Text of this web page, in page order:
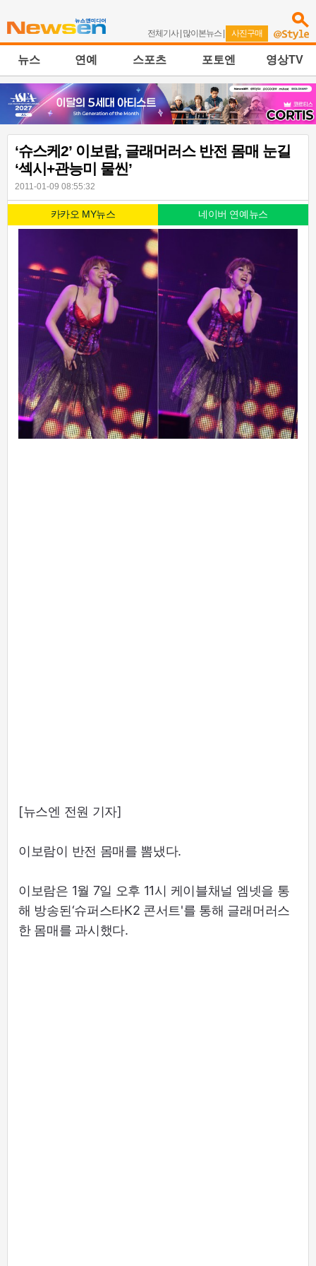
전체기사| 많이본뉴스 | 사진구매
뉴스 연예 스포츠 포토엔 영상TV
‘슈스케2’ 이보람, 글래머러스 반전 몸매 눈길
‘섹시+관능미 물씬’
2011-01-09 08:55:32
카카오 MY뉴스 네이버 연예뉴스
[뉴스엔 전원 기자]
이보람이 반전 몸매를 뽐냈다.
이보람은 1월 7일 오후 11시 케이블채널 엠넷을 통
해 방송된‘슈퍼스타K2 콘서트'를 통해 글래머러스
한 몸매를 과시했다.